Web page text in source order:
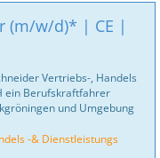
(m/w/d)* | CE |
Vertriebs-, Handels
ein Berufskraftfahrer
und Umgebung
-& Dienstleistungs